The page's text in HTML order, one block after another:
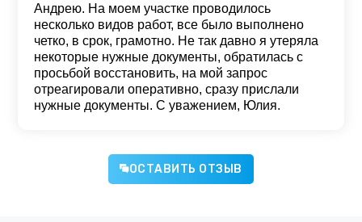
Андрею. На моем участке проводилось
несколько видов работ, все было выполнено
четко, в срок, грамотно. Не так давно я утеряла
некоторые нужные документы, обратилась с
просьбой восстановить, на мой запрос
отреагировали оперативно, сразу прислали
нужные документы. С уважением, Юлия.
ОСТАВИТЬ ОТЗЫВ